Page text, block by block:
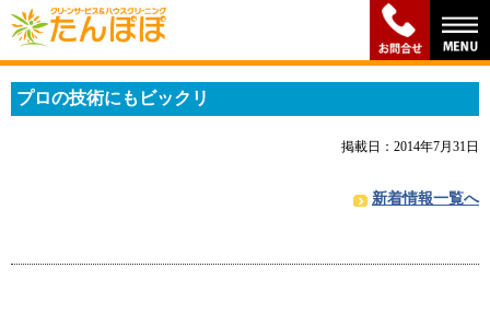
プロの技術にもビックリ
掲載日：2014年7月31日
新着情報一覧へ